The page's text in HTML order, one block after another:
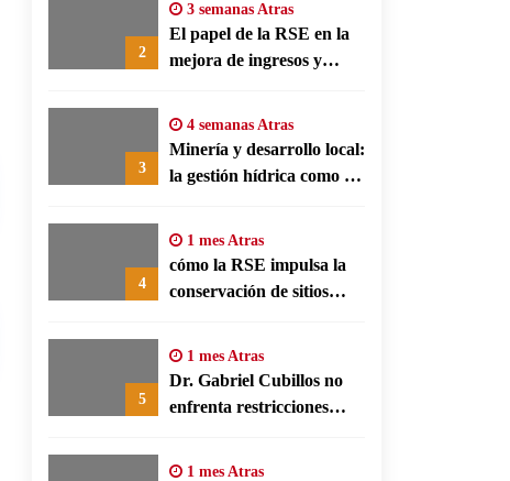
fabriles alemanes
2
3 semanas Atras
El papel de la RSE en la
mejora de ingresos y
3
4 semanas Atras
Minería y desarrollo local:
la gestión hídrica como eje
4
1 mes Atras
cómo la RSE impulsa la
conservación de sitios
5
1 mes Atras
Dr. Gabriel Cubillos no
enfrenta restricciones
1 mes Atras